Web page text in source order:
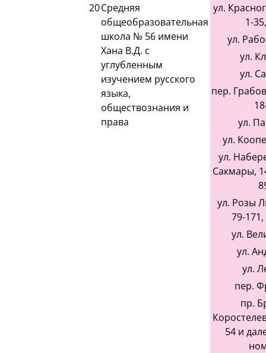
20Средняя
общеобразовательная
школа № 56 имени
Хана В.Д. с
углубленным
изучением русского
языка,
обществознания и
права
ул.
1-
ул.
ул.
ул.
пер.
ул.
ул.
ул.
Сакмары,
ул. Розы
79-
ул.
ул.
ул.
пер.
пр.
54 и